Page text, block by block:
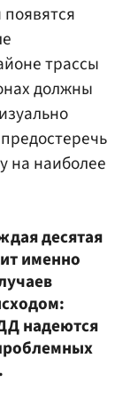
трассы
должны
на наиболее
десятая
именно
надеются